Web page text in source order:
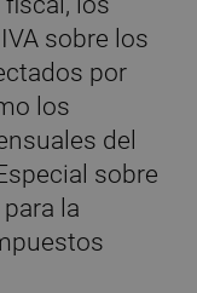
sobre los
por
los
del
sobre
la